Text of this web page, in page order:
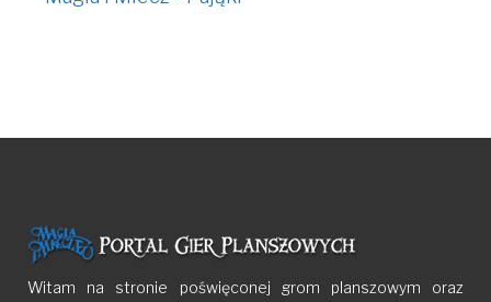
Witam na stronie poświęconej grom planszowym oraz